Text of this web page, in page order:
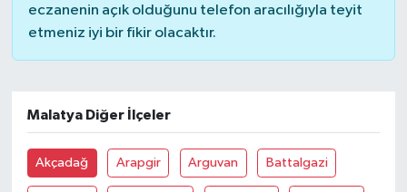
eczanenin açık olduğunu telefon aracılığıyla teyit
etmeniz iyi bir fikir olacaktır.
Malatya Diğer İlçeler
Akçadağ Arapgir Arguvan Battalgazi